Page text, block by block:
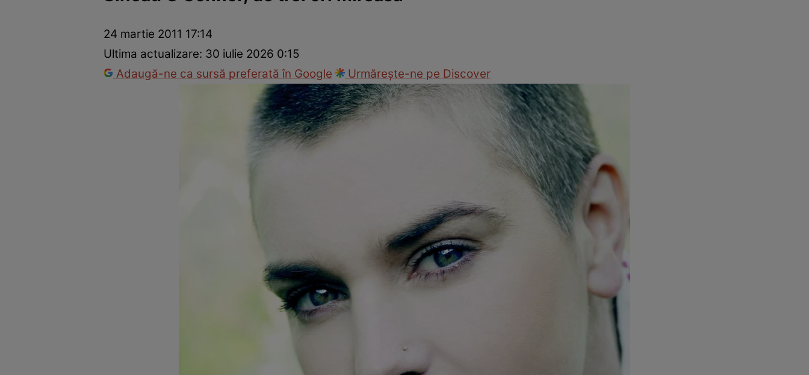
Vedete internaționaleVedete româneștiInterviurile Click!
24 martie 2011 17:14
Ultima actualizare: 30 iulie 2026 0:15
Adaugă-ne ca sursă preferată în Google
Urmărește-ne pe Discover